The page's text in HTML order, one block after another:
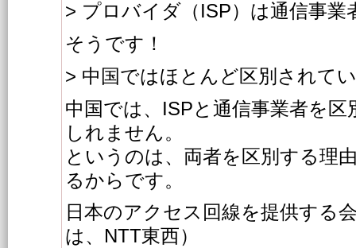
> プロバイダ（ISP）は通信事業
そうです！
> 中国ではほとんど区別されて
中国では、ISPと通信事業者を
しれません。
というのは、両者を区別する理
るからです。
日本のアクセス回線を提供する
は、NTT東西）